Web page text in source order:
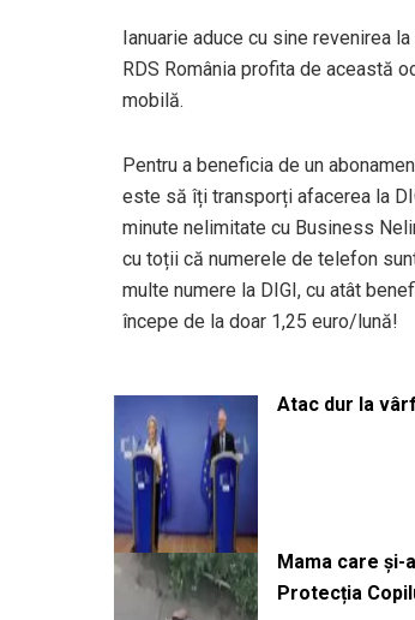
Ianuarie aduce cu sine revenirea
RDS România profita de această
mobilă.
Pentru a beneficia de un
este să îți transporți afacerea la
minute nelimitate cu Business
cu toții că numerele de telefon
multe numere la DIGI, cu atât
începe de la doar 1,25 euro/lună!
Atac dur la
Mama care și-
Protecția